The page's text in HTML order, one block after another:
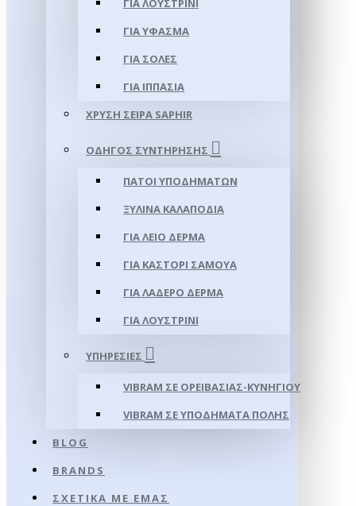
ΓΙΑ ΛΟΥΣΤΡΊΝΙ
ΓΙΑ ΥΦΑΣΜΑ
ΓΙΑ ΣΌΛΕΣ
ΓΙΑ ΙΠΠΑΣΊΑ
ΧΡΥΣΉ ΣΕΙΡΆ SAPHIR
ΟΔΗΓΌΣ ΣΥΝΤΉΡΗΣΗΣ
ΠΆΤΟΙ ΥΠΟΔΗΜΆΤΩΝ
ΞΎΛΙΝΑ ΚΑΛΑΠΌΔΙΑ
ΓΙΑ ΛΕΊΟ ΔΈΡΜΑ
ΓΙΑ ΚΑΣΤΌΡΙ ΣΑΜΟΎΑ
ΓΙΑ ΛΑΔΕΡΌ ΔΈΡΜΑ
ΓΙΑ ΛΟΥΣΤΡΊΝΙ
ΥΠΗΡΕΣΊΕΣ
VIBRAM ΣΕ ΟΡΕΙΒΑΣΊΑΣ-ΚΥΝΗΓΊΟΥ
VIBRAM ΣΕ ΥΠΟΔΉΜΑΤΑ ΠΌΛΗΣ
BLOG
BRANDS
ΣΧΕΤΙΚΆ ΜΕ ΕΜΆΣ